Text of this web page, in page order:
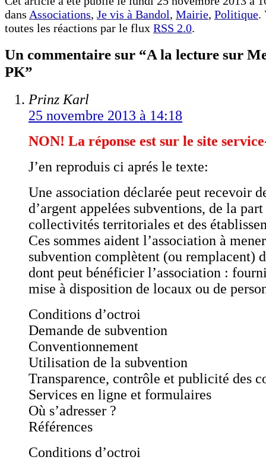
dans Associations, Je vis à Bandol, Mairie, Politique.
toutes les réactions par le flux RSS 2.0.
Un commentaire sur “A la lecture sur
PK”
Prinz Karl
25 novembre 2013 à 14:18
NON! La réponse est sur le site
J’en reproduis ci aprés le texte:
Une association déclarée peut recevoir
d’argent appelées subventions, de la
collectivités territoriales et des
Ces sommes aident l’association à
subvention complètent (ou remplacent)
dont peut bénéficier l’association :
mise à disposition de locaux ou de
Conditions d’octroi
Demande de subvention
Conventionnement
Utilisation de la subvention
Transparence, contrôle et publicité des
Services en ligne et formulaires
Où s’adresser ?
Références
Conditions d’octroi